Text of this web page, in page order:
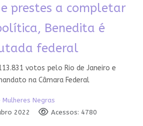
prestes a completar
Benedita é
federal
votos pelo Rio de Janeiro e
na Câmara Federal
Mulheres Negras
2022
Acessos: 4780